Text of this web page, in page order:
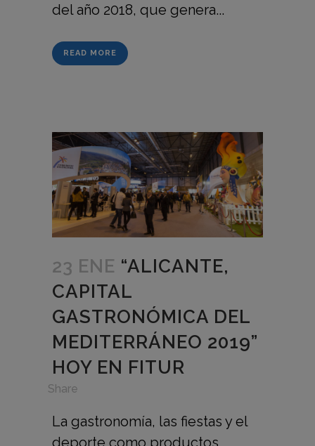
del año 2018, que genera...
READ MORE
23 ENE “ALICANTE,
CAPITAL
GASTRONÓMICA DEL
MEDITERRÁNEO 2019”
HOY EN FITUR
Share
La gastronomía, las fiestas y el
deporte como productos